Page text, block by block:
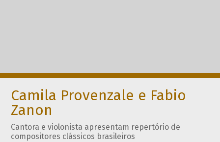
Camila Provenzale e Fabio
Zanon
Cantora e violonista apresentam repertório de
compositores clássicos brasileiros